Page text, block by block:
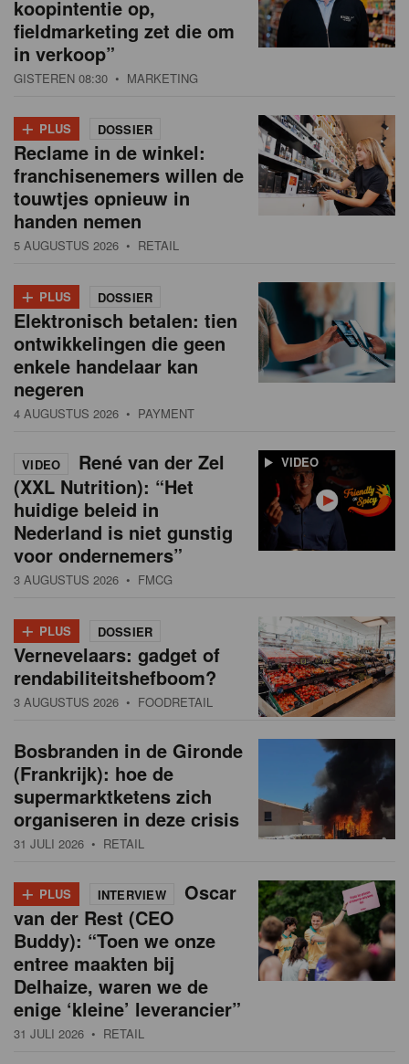
koopintentie op,
fieldmarketing zet die om
in verkoop”
GISTEREN 08:30 • MARKETING
+ PLUS DOSSIER
Reclame in de winkel:
franchisenemers willen de
touwtjes opnieuw in
handen nemen
5 AUGUSTUS 2026 • RETAIL
+ PLUS DOSSIER
Elektronisch betalen: tien
ontwikkelingen die geen
enkele handelaar kan
negeren
4 AUGUSTUS 2026 • PAYMENT
VIDEO
VIDEO
René van der Zel
(XXL Nutrition): “Het
huidige beleid in
Nederland is niet gunstig
voor ondernemers”
3 AUGUSTUS 2026 • FMCG
+ PLUS DOSSIER
Vernevelaars: gadget of
rendabiliteitshefboom?
3 AUGUSTUS 2026 • FOODRETAIL
Bosbranden in de Gironde
(Frankrijk): hoe de
supermarktketens zich
organiseren in deze crisis
31 JULI 2026 • RETAIL
+ PLUS INTERVIEW
Oscar
van der Rest (CEO
Buddy): “Toen we onze
entree maakten bij
Delhaize, waren we de
enige ‘kleine’ leverancier”
31 JULI 2026 • RETAIL